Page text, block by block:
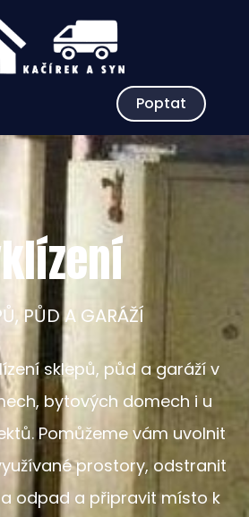
Poptat
PŮD A GARÁŽÍ
sklepů, půd a garáží v
bytových domech i u
Pomůžeme vám uvolnit
prostory, odstranit
odpad a připravit místo k